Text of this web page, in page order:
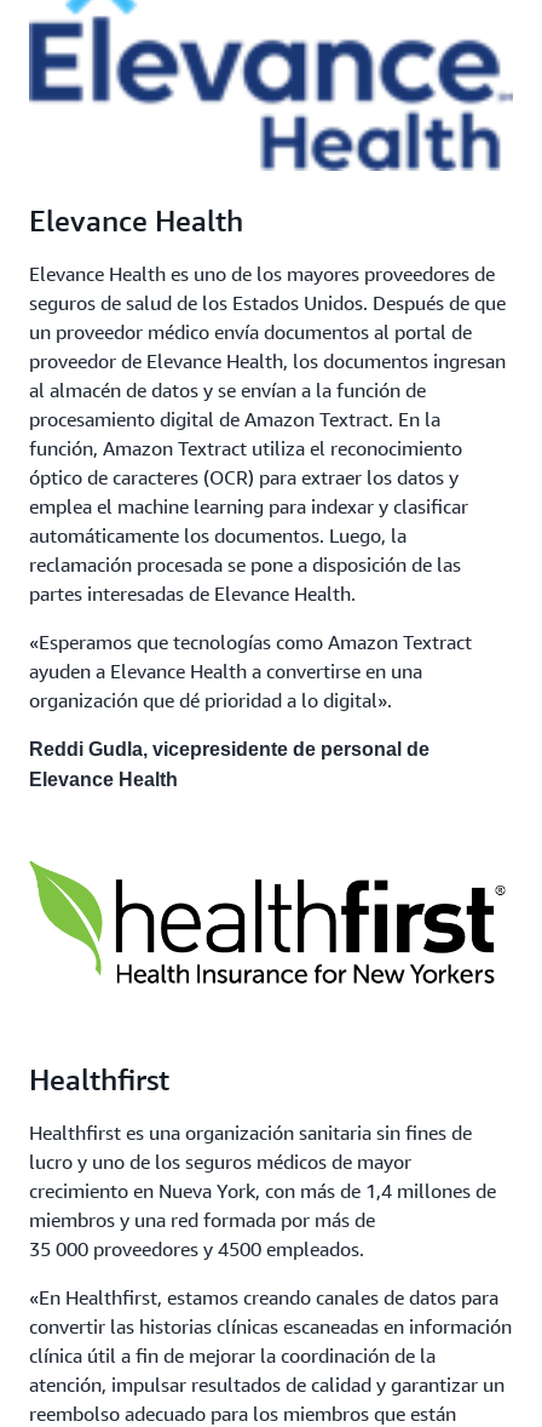
Elevance Health
Elevance Health es uno de los mayores proveedores de
seguros de salud de los Estados Unidos. Después de que
un proveedor médico envía documentos al portal de
proveedor de Elevance Health, los documentos ingresan
al almacén de datos y se envían a la función de
procesamiento digital de Amazon Textract. En la
función, Amazon Textract utiliza el reconocimiento
óptico de caracteres (OCR) para extraer los datos y
emplea el machine learning para indexar y clasificar
automáticamente los documentos. Luego, la
reclamación procesada se pone a disposición de las
partes interesadas de Elevance Health.
«Esperamos que tecnologías como Amazon Textract
ayuden a Elevance Health a convertirse en una
organización que dé prioridad a lo digital».
Reddi Gudla, vicepresidente de personal de
Elevance Health
Healthfirst
Healthfirst es una organización sanitaria sin fines de
lucro y uno de los seguros médicos de mayor
crecimiento en Nueva York, con más de 1,4 millones de
miembros y una red formada por más de
35 000 proveedores y 4500 empleados.
«En Healthfirst, estamos creando canales de datos para
convertir las historias clínicas escaneadas en información
clínica útil a fin de mejorar la coordinación de la
atención, impulsar resultados de calidad y garantizar un
reembolso adecuado para los miembros que están